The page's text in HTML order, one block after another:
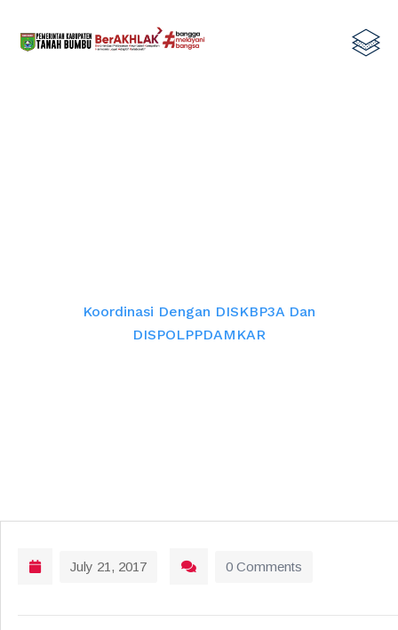
Koordinasi Dengan DISKBP3A Dan
DISPOLPPDAMKAR
July 21, 2017 0 Comments